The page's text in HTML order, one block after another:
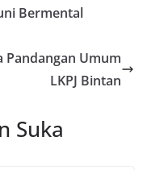
Bermental
Pandangan Umum
LKPJ Bintan
Suka